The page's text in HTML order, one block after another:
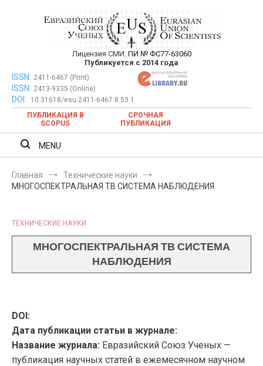
Евразийский Союз Ученых —
публикация научных статей в
ежемесячном научном журнале
Лицензия СМИ: ПИ № ФС77-63060
Публикуется с 2014 года
Евразийский Союз Ученых — публикация научных статей в
ежемесячном научном журнале
ISSN: 2411-6467 (Print)
ISSN: 2413-9335 (Online)
DOI:
10.31618/esu.2411-6467.8.53.1
ПУБЛИКАЦИЯ В
SCOPUS
СРОЧНАЯ
ПУБЛИКАЦИЯ
MENU
Главная
Технические науки
МНОГОСПЕКТРАЛЬНАЯ ТВ СИСТЕМА НАБЛЮДЕНИЯ
ТЕХНИЧЕСКИЕ НАУКИ
МНОГОСПЕКТРАЛЬНАЯ ТВ СИСТЕМА
НАБЛЮДЕНИЯ
DOI:
Дата публикации статьи в журнале:
Название журнала: Евразийский Союз Ученых —
публикация научных статей в ежемесячном научном